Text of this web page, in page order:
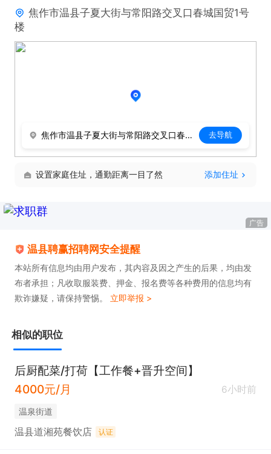
焦作市温县子夏大街与常阳路交叉口春城国贸1号
楼
焦作市温县子夏大街与常阳路交叉口春城国贸1号楼 去导航
设置家庭住址，通勤距离一目了然 添加住址
广告
温县聘赢招聘网安全提醒
本站所有信息均由用户发布，其内容及因之产生的后果，均由发
布者承担；凡收取服装费、押金、报名费等各种费用的信息均有
欺诈嫌疑，请保持警惕。 立即举报 >
相似的职位
后厨配菜/打荷【工作餐+晋升空间】
4000元/月
6小时前
温泉街道
温县道湘苑餐饮店 认证